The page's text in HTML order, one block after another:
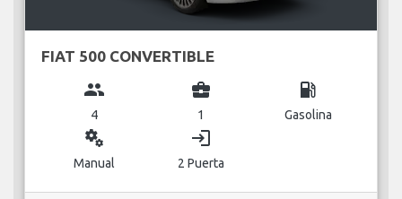
FIAT 500 CONVERTIBLE
group
4
business_center
1
local_gas_station
Gasolina
miscellaneous_services
Manual
login
2 Puerta